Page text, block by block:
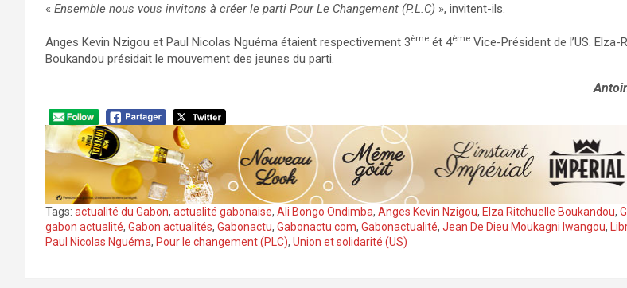
« Ensemble nous vous invitons à créer le parti Pour Le Changement (P.L.C) », invitent-ils.
Anges Kevin Nzigou et Paul Nicolas Nguéma étaient respectivement 3ème ét 4ème Vice-Président de l’US. Elza-
Boukandou présidait le mouvement des jeunes du parti.
Tags: actualité du Gabon, actualité gabonaise, Ali Bongo Ondimba, Anges Kevin Nzigou, Elza Ritchuelle Boukandou,
gabon actualité, Gabon actualités, Gabonactu, Gabonactu.com, Gabonactualité, Jean De Dieu Moukagni Iwangou,
Paul Nicolas Nguéma, Pour le changement (PLC), Union et solidarité (US)